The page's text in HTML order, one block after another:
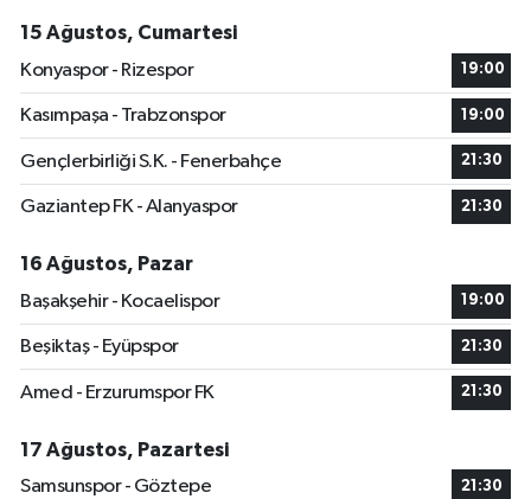
15 Ağustos, Cumartesi
Konyaspor - Rizespor
19:00
Kasımpaşa - Trabzonspor 19:00
Gençlerbirliği S.K. - Fenerbahçe 21:30
Gaziantep FK - Alanyaspor 21:30
16 Ağustos, Pazar
Başakşehir - Kocaelispor
19:00
Beşiktaş - Eyüpspor 21:30
Amed - Erzurumspor FK 21:30
17 Ağustos, Pazartesi
Samsunspor - Göztepe
21:30